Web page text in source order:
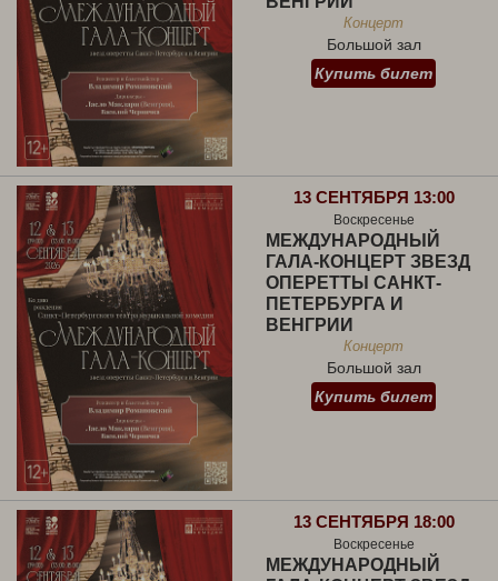
Концерт
Большой зал
Купить билет
13 СЕНТЯБРЯ 13:00
Воскресенье
МЕЖДУНАРОДНЫЙ
ГАЛА-КОНЦЕРТ ЗВЕЗД
ОПЕРЕТТЫ САНКТ-
ПЕТЕРБУРГА И
ВЕНГРИИ
Концерт
Большой зал
Купить билет
13 СЕНТЯБРЯ 18:00
Воскресенье
МЕЖДУНАРОДНЫЙ